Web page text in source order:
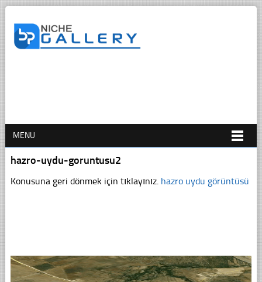
MENU
hazro-uydu-goruntusu2
Konusuna geri dönmek için tıklayınız. hazro uydu görüntüsü